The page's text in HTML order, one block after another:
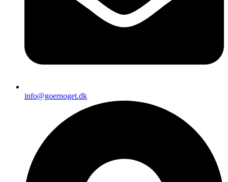
info@goernoget.dk